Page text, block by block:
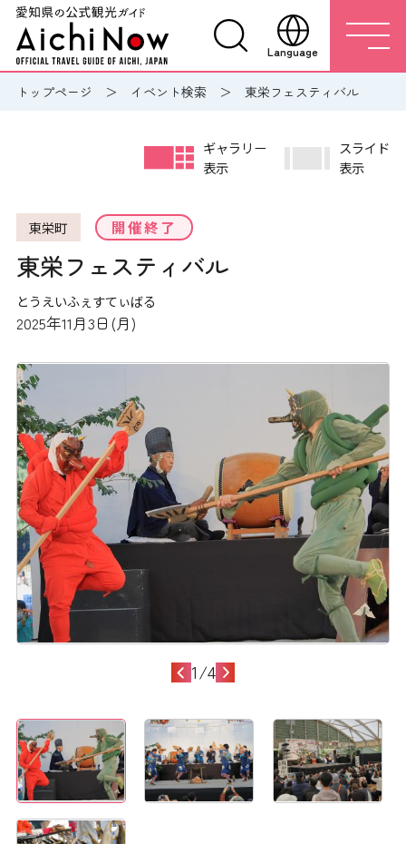
Language
トップページ イベント検索 東栄フェスティバル
東栄町 開催終了
東栄フェスティバル
とうえいふぇすてぃばる
2025年11月3日(月)
ギャラリー
表示
スライド
表示
1/4